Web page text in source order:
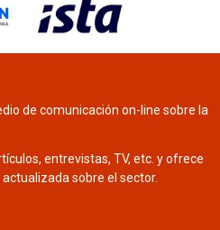
de comunicación on-line sobre la
entrevistas, TV, etc. y ofrece
sobre el sector.